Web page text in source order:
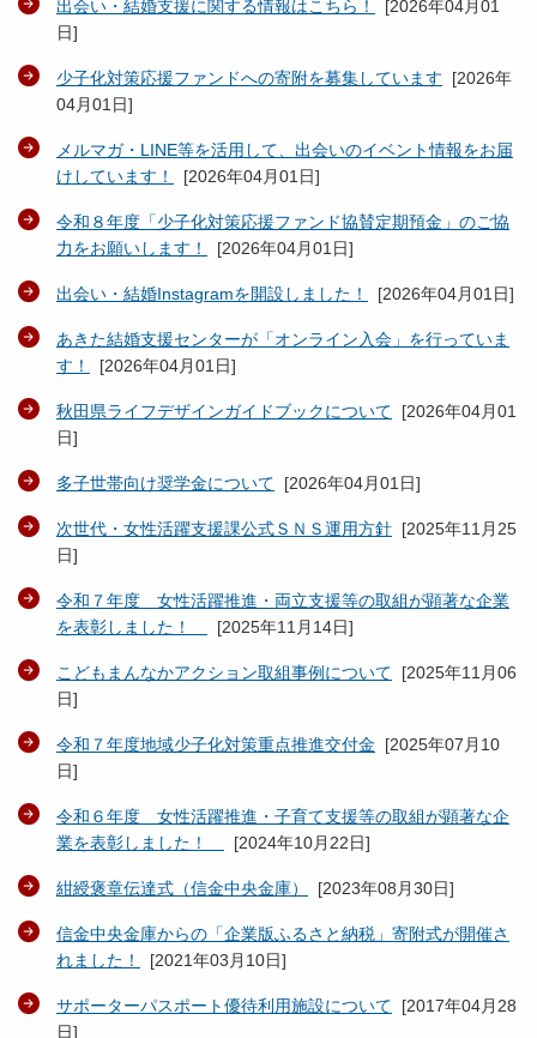
出会い・結婚支援に関する情報はこちら！ [2026年04月01
日]
少子化対策応援ファンドへの寄附を募集しています [2026年
04月01日]
メルマガ・LINE等を活用して、出会いのイベント情報をお届
けしています！
[2026年04月01日]
令和８年度「少子化対策応援ファンド協賛定期預金」のご協
力をお願いします！
[2026年04月01日]
出会い・結婚Instagramを開設しました！ [2026年04月01日]
あきた結婚支援センターが「オンライン入会」を行っていま
す！
[2026年04月01日]
秋田県ライフデザインガイドブックについて [2026年04月01
日]
多子世帯向け奨学金について [2026年04月01日]
次世代・女性活躍支援課公式ＳＮＳ運用方針 [2025年11月25
日]
令和７年度 女性活躍推進・両立支援等の取組が顕著な企業
を表彰しました！
[2025年11月14日]
こどもまんなかアクション取組事例について [2025年11月06
日]
令和７年度地域少子化対策重点推進交付金 [2025年07月10
日]
令和６年度 女性活躍推進・子育て支援等の取組が顕著な企
業を表彰しました！
[2024年10月22日]
紺綬褒章伝達式（信金中央金庫） [2023年08月30日]
信金中央金庫からの「企業版ふるさと納税」寄附式が開催さ
れました！
[2021年03月10日]
サポーターパスポート優待利用施設について [2017年04月28
日]